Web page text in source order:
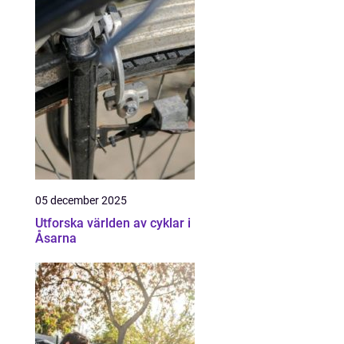
05 december 2025
Utforska världen av cyklar i
Åsarna